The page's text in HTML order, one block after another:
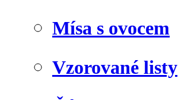
Mísa s ovocem
Vzorované listy